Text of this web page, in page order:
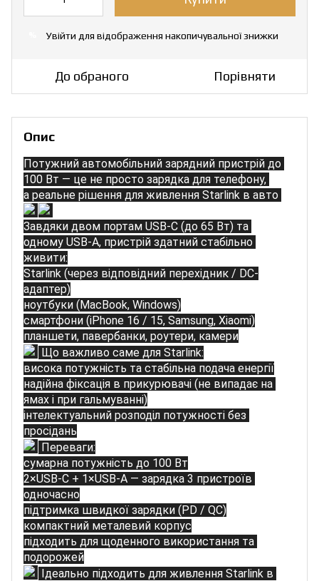
Увійти для відображення накопичувальної знижки
До обраного Порівняти
Опис
Потужний автомобільний зарядний пристрій до
100 Вт — це не просто зарядка для телефону,
а реальне рішення для живлення Starlink в авто
Завдяки двом портам USB-C (до 65 Вт) та
одному USB-A, пристрій здатний стабільно
живити:
Starlink (через відповідний перехідник / DC-
адаптер)
ноутбуки (MacBook, Windows)
смартфони (iPhone 16 / 15, Samsung, Xiaomi)
планшети, павербанки, роутери, камери
Що важливо саме для Starlink:
висока потужність та стабільна подача енергії
надійна фіксація в прикурювачі (не випадає на
ямах і при гальмуванні)
інтелектуальний розподіл потужності без
просідань
Переваги:
сумарна потужність до 100 Вт
2×USB-C + 1×USB-A — зарядка 3 пристроїв
одночасно
підтримка швидкої зарядки (PD / QC)
компактний металевий корпус
підходить для щоденного використання та
подорожей
Ідеально підходить для живлення Starlink в